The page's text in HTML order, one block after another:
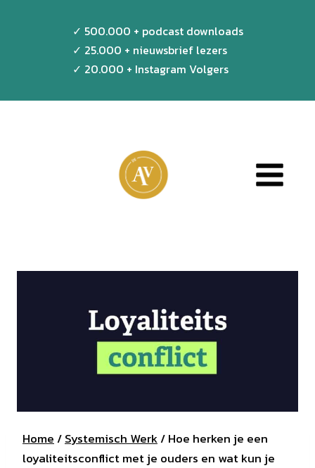
✓ 500.000 + podcast downloads
✓ 25.000 + nieuwsbrief lezers
✓ 20.000 + Instagram Volgers
Home/Systemisch Werk/Hoe herken je een
loyaliteitsconflict met je ouders en wat kun je